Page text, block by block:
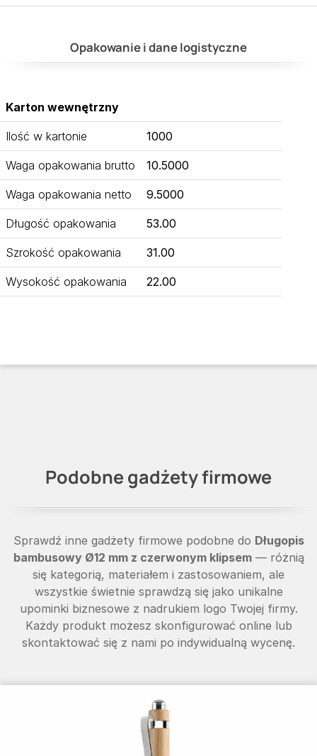
Opakowanie i dane logistyczne
Karton wewnętrzny
Ilość w kartonie 1000
Waga opakowania brutto 10.5000
Waga opakowania netto 9.5000
Długość opakowania 53.00
Szrokość opakowania 31.00
Wysokość opakowania 22.00
Podobne gadżety firmowe
Sprawdź inne gadżety firmowe podobne do Długopis
bambusowy Ø12 mm z czerwonym klipsem— różnią
się kategorią, materiałem i zastosowaniem, ale
wszystkie świetnie sprawdzą się jako unikalne
upominki biznesowe z nadrukiem logo Twojej firmy.
Każdy produkt możesz skonfigurować online lub
skontaktować się z nami po indywidualną wycenę.